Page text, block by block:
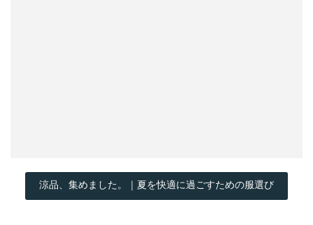
涼品、集めました。｜夏を快適に過ごすための服選び